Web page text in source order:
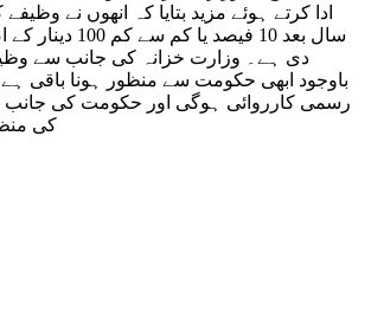
ادا کرتے ہوئے مزید بتایا کہ انھوں نے
سال بعد 10 فیصد
دی ہے۔ وزارت خزانہ کی جانب سے
باوجود ابھی حکومت سے منظور ہونا باقی ہے
رسمی کارروائی ہوگی اور حکومت کی
کی